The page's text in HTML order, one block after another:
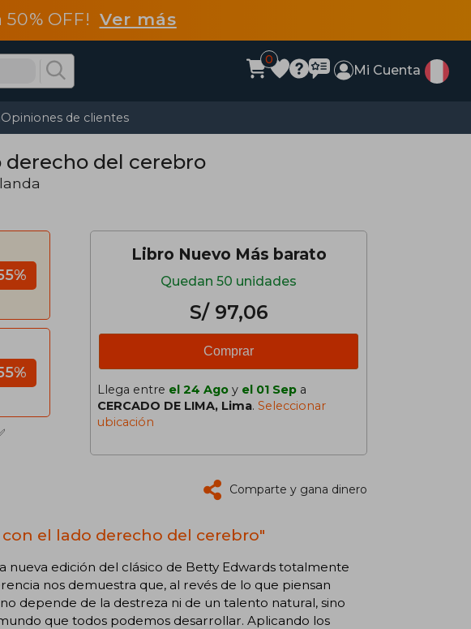
OFF! Ver más
0
Mi Cuenta
Opiniones de clientes
del cerebro
Libro Nuevo Más barato
Quedan 50 unidades
S/ 97,06
Comprar
Llega entre el 24 Ago y el 01 Sep a
CERCADO DE LIMA, Lima. Seleccionar
ubicación
Comparte y gana dinero
el lado derecho del cerebro"
nueva edición del clásico de Betty Edwards totalmente
nos demuestra que, al revés de lo que piensan
depende de la destreza ni de un talento natural, sino
que todos podemos desarrollar. Aplicando los